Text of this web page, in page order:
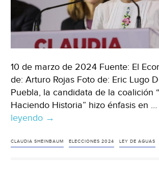
10 de marzo de 2024 Fuente: El
de: Arturo Rojas Foto de: Eric Lugo
Puebla, la candidata de la coalición
Haciendo Historia” hizo énfasis en …
leyendo México-
2024:
→
CLAUDIA SHEINBAUM ELECCIONES 2024 LEY DE AGUAS